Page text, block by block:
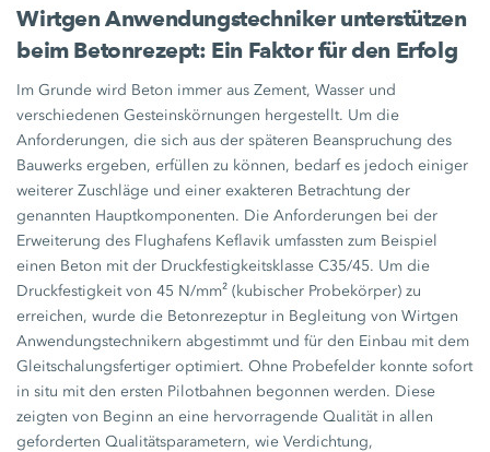
Wirtgen Anwendungstechniker unterstützen
beim Betonrezept: Ein Faktor für den Erfolg
Im Grunde wird Beton immer aus Zement, Wasser und
verschiedenen Gesteinskörnungen hergestellt. Um die
Anforderungen, die sich aus der späteren Beanspruchung des
Bauwerks ergeben, erfüllen zu können, bedarf es jedoch einiger
weiterer Zuschläge und einer exakteren Betrachtung der
genannten Hauptkomponenten. Die Anforderungen bei der
Erweiterung des Flughafens Keflavik umfassten zum Beispiel
einen Beton mit der DruckfestigkeitsklasseC35/45. Um die
Druckfestigkeit von45 N/mm² (kubischer Probekörper) zu
erreichen, wurde die Betonrezeptur in Begleitung von Wirtgen
Anwendungstechnikern abgestimmt und für den Einbau mit dem
Gleitschalungsfertiger optimiert. Ohne Probefelder konnte sofort
in situ mit den ersten Pilotbahnen begonnen werden. Diese
zeigten von Beginn an eine hervorragende Qualität in allen
geforderten Qualitätsparametern, wie Verdichtung,